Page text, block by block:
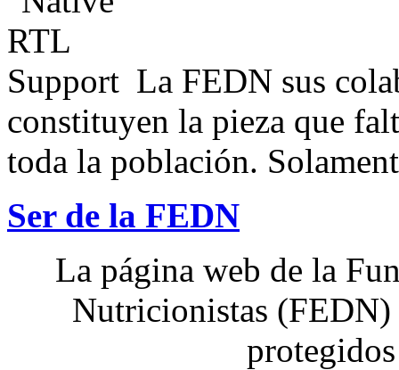
La FEDN sus
constituyen la pieza que
toda la población.
Ser de la FEDN
La página web de la
Nutricionistas (FEDN)